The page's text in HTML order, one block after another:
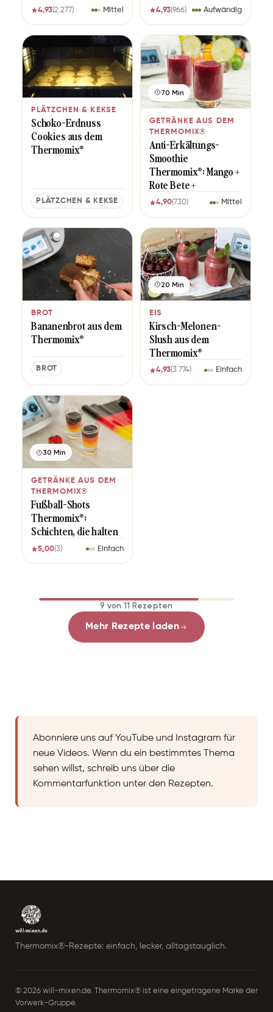
4,93(2.277) Mittel 4,93(966) Aufwändig
PLÄTZCHEN & KEKSE
Schoko-Erdnuss
Cookies aus dem
Thermomix®
PLÄTZCHEN & KEKSE
70 Min
GETRÄNKE AUS DEM
THERMOMIX®
Anti-Erkältungs-
Smoothie
Thermomix®: Mango +
Rote Bete +
4,90(730) Mittel
BROT
Bananenbrot aus dem
Thermomix®
BROT
20 Min
EIS
Kirsch-Melonen-
Slush aus dem
Thermomix®
4,93(3.774) Einfach
30 Min
GETRÄNKE AUS DEM
THERMOMIX®
Fußball-Shots
Thermomix®:
Schichten, die halten
5,00(3) Einfach
9 von 11 Rezepten
Mehr Rezepte laden
Abonniere uns auf YouTube und Instagram für
neue Videos. Wenn du ein bestimmtes Thema
sehen willst, schreib uns über die
Kommentarfunktion unter den Rezepten.
Thermomix®-Rezepte: einfach, lecker, alltagstauglich.
© 2026 will-mixen.de. Thermomix® ist eine eingetragene Marke der
Vorwerk-Gruppe.